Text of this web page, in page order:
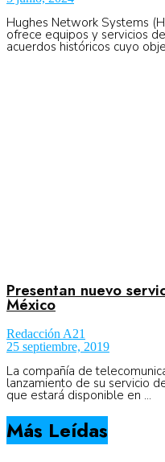
Hughes Network Systems
ofrece equipos y servicios
acuerdos históricos cuyo
Presentan nuevo
México
Redacción A21
25 septiembre, 2019
La compañía de
lanzamiento de su servicio
que estará disponible en ...
Más Leídas